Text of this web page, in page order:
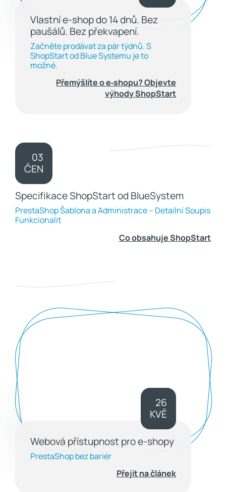
Vlastní e-shop do 14 dnů. Bez
paušálů. Bez překvapení.
Začněte prodávat za pár týdnů. S
ShopStart od Blue Systemu je to
možné.
Přemýšlíte o e‑shopu? Objevte
výhody ShopStart
03
ČEN
Specifikace ShopStart od BlueSystem
PrestaShop Šablona a Administrace – Detailní Soupis
Funkcionalit
Co obsahuje ShopStart
26
KVĚ
Webová přístupnost pro e-shopy
PrestaShop bez bariér
Přejít na článek